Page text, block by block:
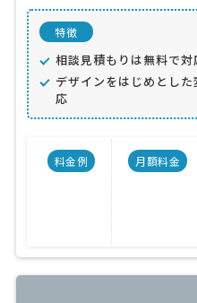
特徴
相談見積もりは無料で対
デザインをはじめとし
応
料金例 月額料金